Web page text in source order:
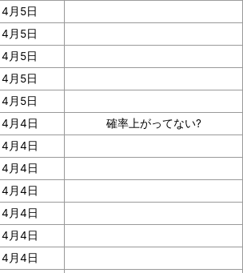
4月5日
4月5日
4月5日
4月5日
4月5日
4月4日
確率上がってない?
4月4日
4月4日
4月4日
4月4日
4月4日
4月4日